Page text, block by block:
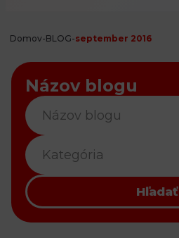
Domov-BLOG-september 2016
Názov blogu
Kategória
Hľadať